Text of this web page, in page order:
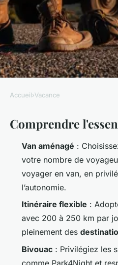
7 conseils
road trips en
Gervais•10/03/2026 20:00•10
Accueil›Vacance
Comprendre
Van aménagé :
votre nombre de
voyager en van, en
l’autonomie.
Itinéraire flexible :
avec 200 à 250 km par
pleinement des
Bivouac : Privilégiez les
comme Park4Night et